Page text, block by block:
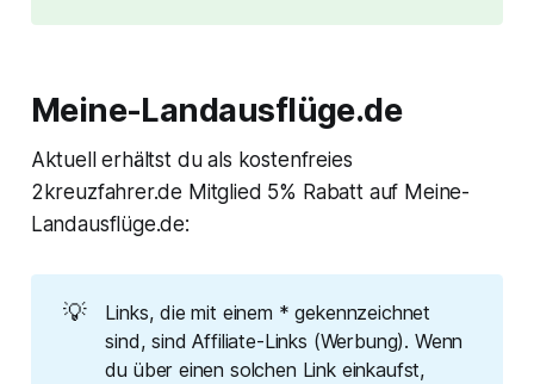
Meine-Landausflüge.de
Aktuell erhältst du als kostenfreies
2kreuzfahrer.de Mitglied 5% Rabatt auf Meine-
Landausflüge.de:
💡
Links, die mit einem * gekennzeichnet
sind, sind Affiliate-Links (Werbung). Wenn
du über einen solchen Link einkaufst,